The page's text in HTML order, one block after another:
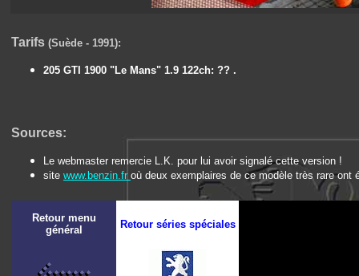
Tarifs (Suède - 1991):
205 GTI 1900 "Le Mans" 1.9 122ch: ?? .
Sources:
Le webmaster remercie L.K. pour lui avoir signalé cette version !
site www.benzin.fr où deux exemplaires de ce modèle très rare ont
Retour menu
général
Retour séries spéciales